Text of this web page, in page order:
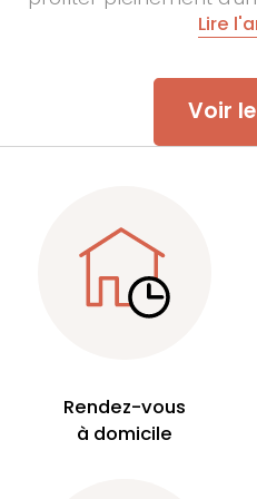
Lire
Voir
Rendez-vous
à domicile